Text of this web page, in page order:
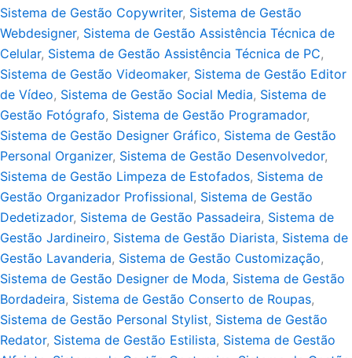
Sistema de Gestão Copywriter, Sistema de Gestão
Webdesigner, Sistema de Gestão Assistência Técnica de
Celular, Sistema de Gestão Assistência Técnica de PC,
Sistema de Gestão Videomaker, Sistema de Gestão Editor
de Vídeo, Sistema de Gestão Social Media, Sistema de
Gestão Fotógrafo, Sistema de Gestão Programador,
Sistema de Gestão Designer Gráfico, Sistema de Gestão
Personal Organizer, Sistema de Gestão Desenvolvedor,
Sistema de Gestão Limpeza de Estofados, Sistema de
Gestão Organizador Profissional, Sistema de Gestão
Dedetizador, Sistema de Gestão Passadeira, Sistema de
Gestão Jardineiro, Sistema de Gestão Diarista, Sistema de
Gestão Lavanderia, Sistema de Gestão Customização,
Sistema de Gestão Designer de Moda, Sistema de Gestão
Bordadeira, Sistema de Gestão Conserto de Roupas,
Sistema de Gestão Personal Stylist, Sistema de Gestão
Redator, Sistema de Gestão Estilista, Sistema de Gestão